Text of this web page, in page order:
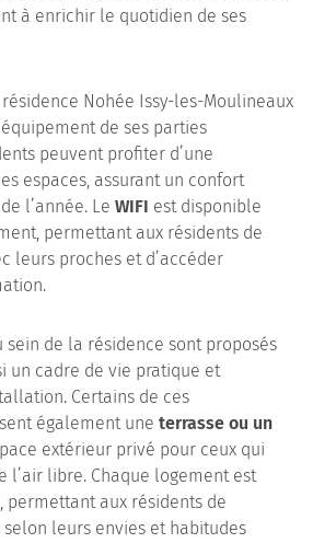
à enrichir le quotidien de ses
résidence Nohée Issy-les-Moulineaux
de ses parties
peuvent profiter d’une
espaces, assurant un confort
l’année. Le WIFI est disponible
permettant aux résidents de
leurs proches et d’accéder
sein de la résidence sont proposés
un cadre de vie pratique et
Certains de ces
également une terrasse ou un
extérieur privé pour ceux qui
l’air libre. Chaque logement est
permettant aux résidents de
leurs envies et habitudes